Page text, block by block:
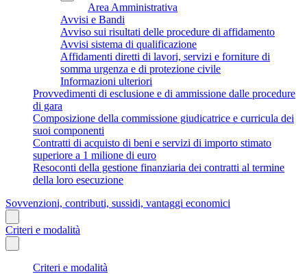
Area Amministrativa
Avvisi e Bandi
Avviso sui risultati delle procedure di affidamento
Avvisi sistema di qualificazione
Affidamenti diretti di lavori, servizi e forniture di
somma urgenza e di protezione civile
Informazioni ulteriori
Provvedimenti di esclusione e di ammissione dalle procedure
di gara
Composizione della commissione giudicatrice e curricula dei
suoi componenti
Contratti di acquisto di beni e servizi di importo stimato
superiore a 1 milione di euro
Resoconti della gestione finanziaria dei contratti al termine
della loro esecuzione
Sovvenzioni, contributi, sussidi, vantaggi economici
Criteri e modalità
Criteri e modalità